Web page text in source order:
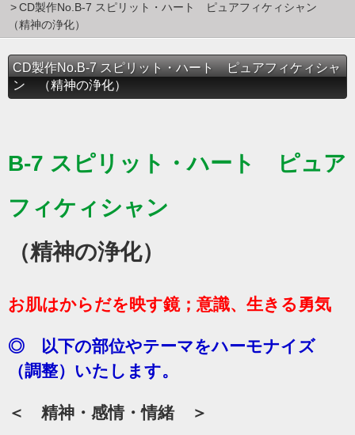
CD製作No.B-7 スピリット・ハート ピュアフィケィシャン
（精神の浄化）
CD製作No.B-7 スピリット・ハート ピュアフィケィシャ
ン （精神の浄化）
B-7 スピリット・ハート ピュア
フィケィシャン
（精神の浄化）
お肌はからだを映す鏡；意識、生きる勇気
◎ 以下の部位やテーマをハーモナイズ
（調整）いたします。
＜ 精神・感情・情緒 ＞